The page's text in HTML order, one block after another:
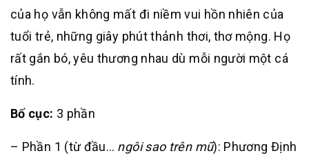
của họ vẫn không mất đi niềm vui hồn nhiên của
tuổi trẻ, những giây phút thảnh thơi, thơ mộng. Họ
rất gắn bó, yêu thương nhau dù mỗi người một cá
tính.
Bố cục: 3 phần
– Phần 1 (từ đầu… ngôi sao trên mũ): Phương Định